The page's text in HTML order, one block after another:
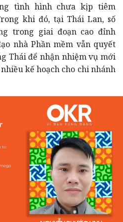
tình hình chưa kịp tiêm
khi đó, tại Thái Lan, số
trong giai đoạn cao đỉnh
nhà Phần mềm vẫn quyết
Thái để nhận nhiệm vụ mới
kế hoạch cho chi nhánh